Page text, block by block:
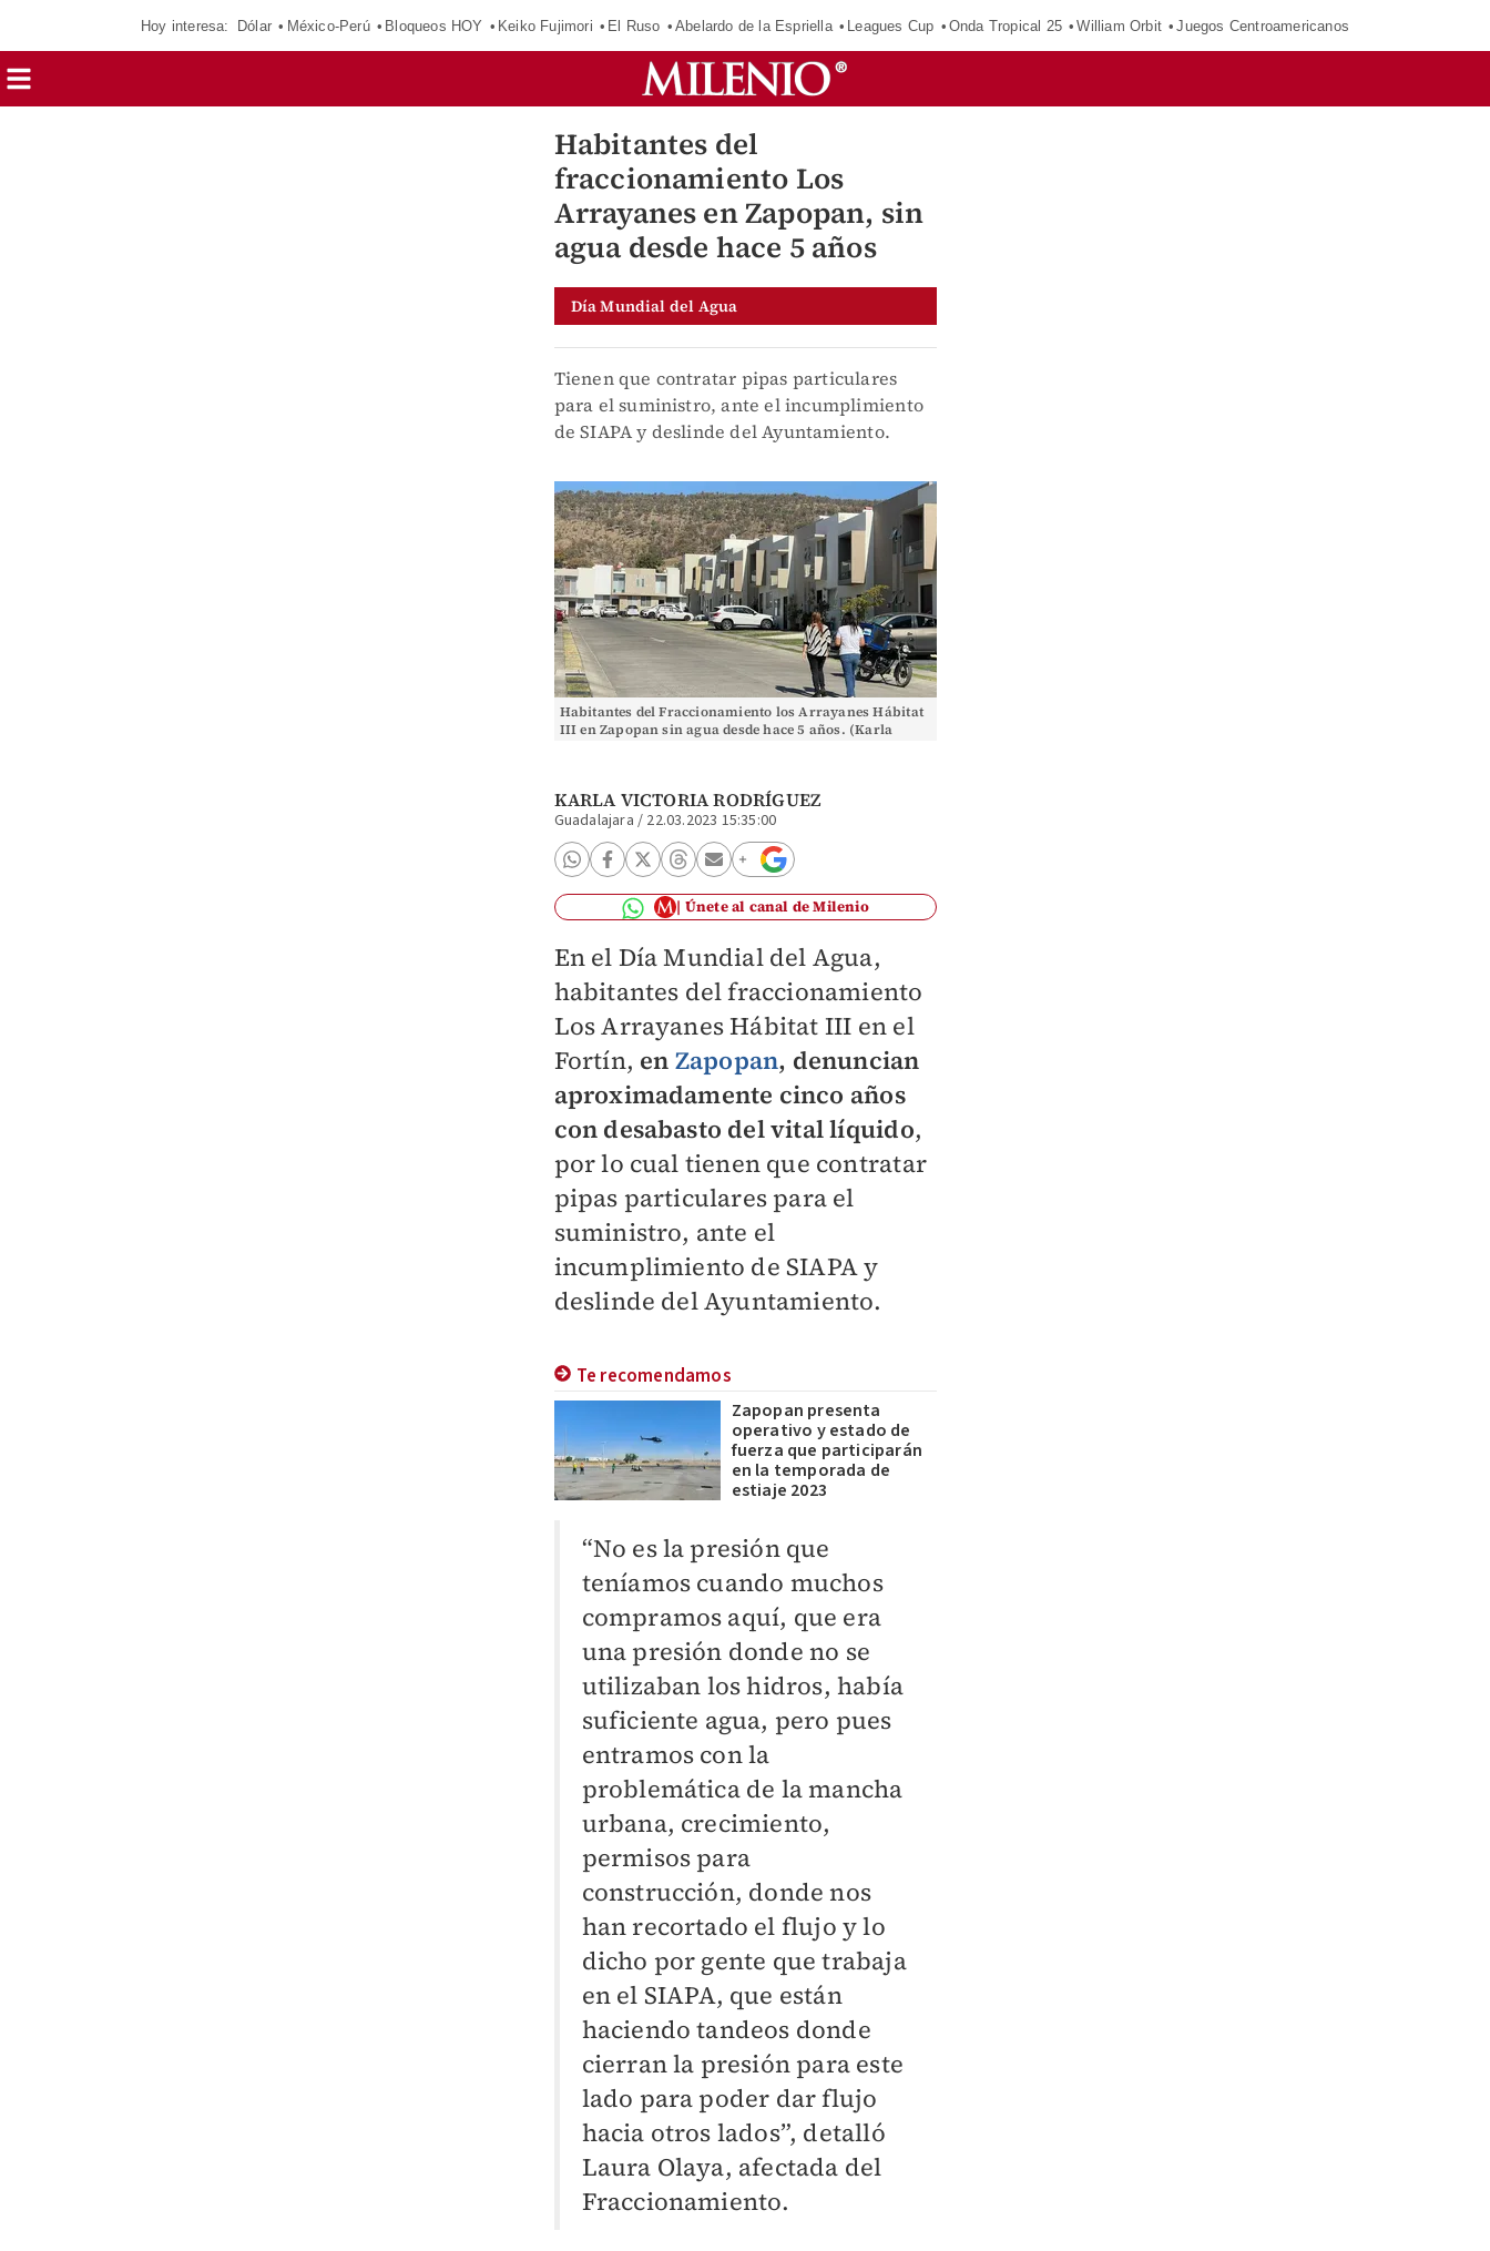
Hoy interesa: Dólar México-Perú Bloqueos HOY Keiko Fujimori El Ruso Abelardo de la Espriella Leagues Cup Onda Tropical 25 William Orbit Juegos Centroamericanos
Habitantes del
fraccionamiento Los
Arrayanes en Zapopan, sin
agua desde hace 5 años
Día Mundial del Agua
Tienen que contratar pipas particulares
para el suministro, ante el incumplimiento
de SIAPA y deslinde del Ayuntamiento.
Habitantes del Fraccionamiento los Arrayanes Hábitat
III en Zapopan sin agua desde hace 5 años. (Karla
KARLA VICTORIA RODRÍGUEZ
Guadalajara / 22.03.2023 15:35:00
Únete al canal de Milenio
En el Día Mundial del Agua,
habitantes del fraccionamiento
Los Arrayanes Hábitat III en el
Fortín, en Zapopan, denuncian
aproximadamente cinco años
con desabasto del vital líquido,
por lo cual tienen que contratar
pipas particulares para el
suministro, ante el
incumplimiento de SIAPA y
deslinde del Ayuntamiento.
Te recomendamos
Zapopan presenta
operativo y estado de
fuerza que participarán
en la temporada de
estiaje 2023
“No es la presión que
teníamos cuando muchos
compramos aquí, que era
una presión donde no se
utilizaban los hidros, había
suficiente agua, pero pues
entramos con la
problemática de la mancha
urbana, crecimiento,
permisos para
construcción, donde nos
han recortado el flujo y lo
dicho por gente que trabaja
en el SIAPA, que están
haciendo tandeos donde
cierran la presión para este
lado para poder dar flujo
hacia otros lados”, detalló
Laura Olaya, afectada del
Fraccionamiento.